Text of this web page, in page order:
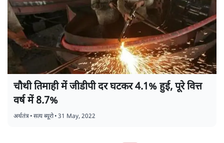
चौथी तिमाही में जीडीपी दर घटकर 4.1% हुई, पूरे वित्त
वर्ष में 8.7%
अर्थतंत्र•सत्य ब्यूरो•31 May, 2022